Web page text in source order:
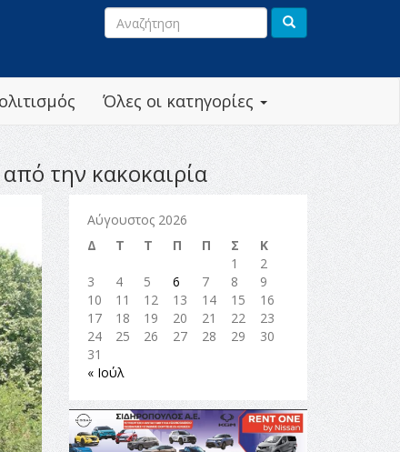
Όλες οι κατηγορίες
την κακοκαιρία
Αύγουστος 2026
Δ
Τ Τ Π Π Σ
Κ
1
2
3
4 5 6 7 8
9
10
11 12 13 14 15
16
17
18 19 20 21 22
23
24
25 26 27 28 29
30
31
« Ιούλ